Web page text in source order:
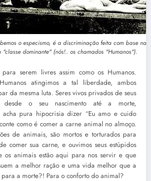
o especismo, é a discriminação feita com base na
"classe dominante" (nós!.. os chamados "Humanos").
serem livres assim como os Humanos.
atingimos a tal liberdade, ambos
da mesma luta. Seres vivos privados de seus
desde o seu nascimento até a morte,
acha pura hipocrisia dizer “Eu amo e cuido
como é comer a carne animal no almoço.
de animais, são mortos e torturados para
comer sua carne, e ouvimos seus estúpidos
os animais estão aqui para nos servir e que
a melhor ração e uma vida melhor que a
para a morte?! Para o conforto do animal?